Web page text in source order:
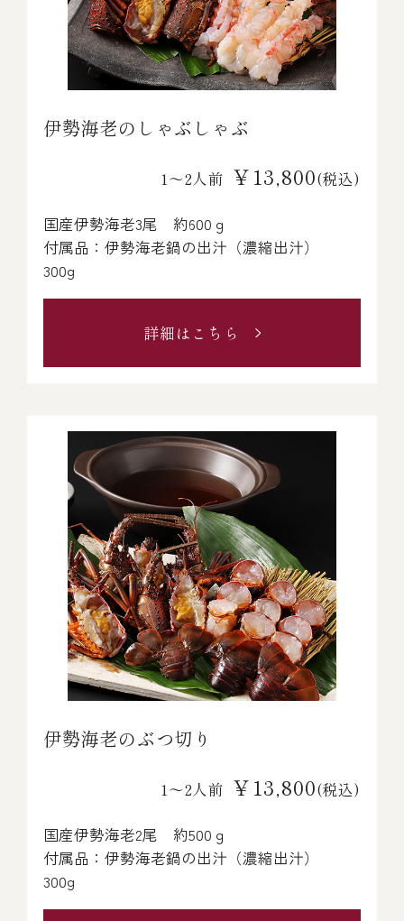
伊勢海老のしゃぶしゃぶ
1～2人前 ￥13,800(税込)
国産伊勢海老3尾 約600ｇ
付属品：伊勢海老鍋の出汁（濃縮出汁）
300g
詳細はこちら
伊勢海老のぶつ切り
1～2人前 ￥13,800(税込)
国産伊勢海老2尾 約500ｇ
付属品：伊勢海老鍋の出汁（濃縮出汁）
300g